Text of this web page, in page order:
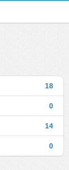
18
0
14
0